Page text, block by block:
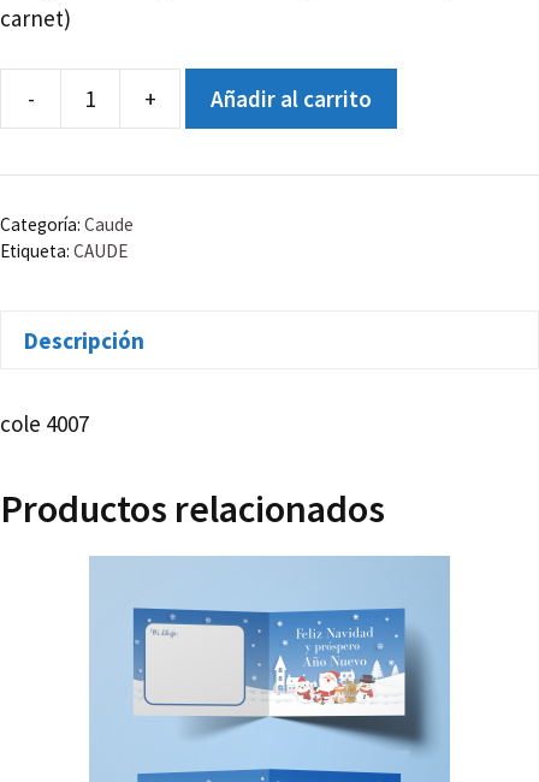
carnet)
-
CAUDE
ESO1B
+ Añadir al carrito
Categoría: Caude
Etiqueta: CAUDE
Descripción
cole 4007
Productos relacionados